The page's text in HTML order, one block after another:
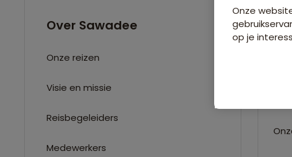
Over Sawadee
Onze reizen
Visie en missie
Reisbegeleiders
Medewerkers
Onze
op je